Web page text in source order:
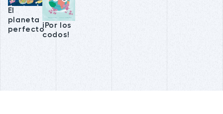
El
planeta
perfecto¡Por los
codos!